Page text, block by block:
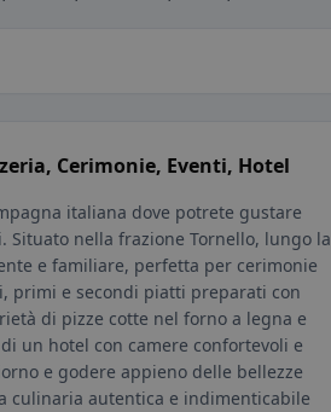
Cerimonie, Eventi, Hotel
italiana dove potrete gustare
nella frazione Tornello, lungo la
e familiare, perfetta per cerimonie
primi e secondi piatti preparati con
di pizze cotte nel forno a legna e
un hotel con camere confortevoli e
e godere appieno delle bellezze
culinaria autentica e indimenticabile